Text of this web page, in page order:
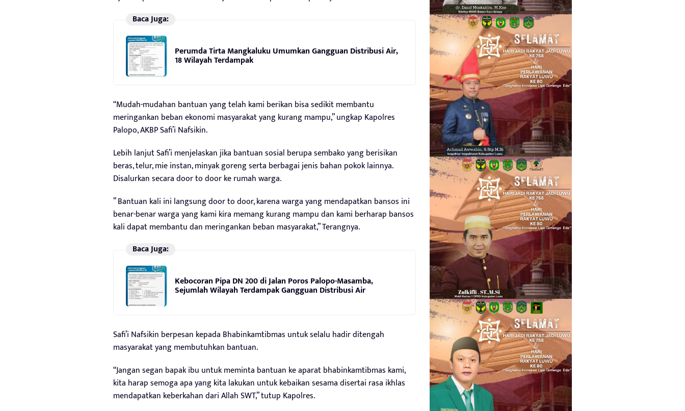
Baca Juga:
Perumda Tirta Mangkaluku Umumkan Gangguan Distribusi Air,
18 Wilayah Terdampak
“Mudah-mudahan bantuan yang telah kami berikan bisa sedikit membantu
meringankan beban ekonomi masyarakat yang kurang mampu,” ungkap Kapolres
Palopo, AKBP Safi’i Nafsikin.
Lebih lanjut Safi’i menjelaskan jika bantuan sosial berupa sembako yang berisikan
beras, telur, mie instan, minyak goreng serta berbagai jenis bahan pokok lainnya.
Disalurkan secara door to door ke rumah warga.
” Bantuan kali ini langsung door to door, karena warga yang mendapatkan bansos ini
benar-benar warga yang kami kira memang kurang mampu dan kami berharap bansos
kali dapat membantu dan meringankan beban masyarakat,” Terangnya.
Baca Juga:
Kebocoran Pipa DN 200 di Jalan Poros Palopo-Masamba,
Sejumlah Wilayah Terdampak Gangguan Distribusi Air
Safi’i Nafsikin berpesan kepada Bhabinkamtibmas untuk selalu hadir ditengah
masyarakat yang membutuhkan bantuan.
“Jangan segan bapak ibu untuk meminta bantuan ke aparat bhabinkamtibmas kami,
kita harap semoga apa yang kita lakukan untuk kebaikan sesama disertai rasa ikhlas
mendapatkan keberkahan dari Allah SWT,” tutup Kapolres.